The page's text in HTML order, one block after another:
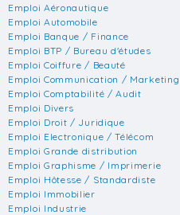
Emploi Aéronautique
Emploi Automobile
Emploi Banque / Finance
Emploi BTP / Bureau d'études
Emploi Coiffure / Beauté
Emploi Communication / Marketing
Emploi Comptabilité / Audit
Emploi Divers
Emploi Droit / Juridique
Emploi Electronique / Télécom
Emploi Grande distribution
Emploi Graphisme / Imprimerie
Emploi Hôtesse / Standardiste
Emploi Immobilier
Emploi Industrie